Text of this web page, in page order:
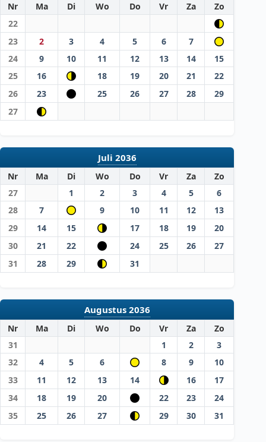
Nr Ma Di Wo Do Vr Za
Zo
22
23
2 3 4 5 6
7
24
9 10 11 12 13 14
15
25
16 18 19 20 21
22
26
23 25 26 27 28
29
27
Juli 2036
Nr Ma Di Wo Do Vr Za
Zo
27
1 2 3 4 5
6
28
7 9 10 11 12
13
29
14 15 17 18 19
20
30
21 22 24 25 26
27
31
28 29 31
Augustus 2036
Nr Ma Di Wo Do Vr Za
Zo
31
1 2
3
32
4 5 6 8 9
10
33
11 12 13 14 16
17
34
18 19 20 22 23
24
35
25 26 27 29 30 31